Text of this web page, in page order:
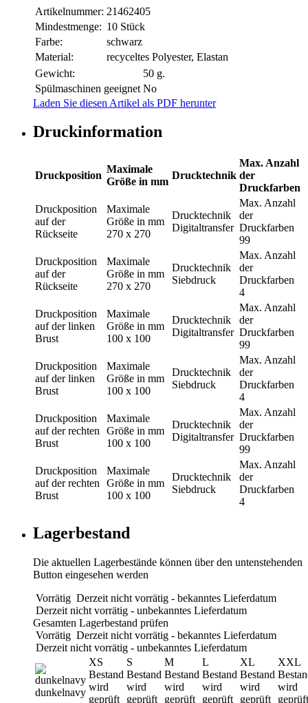
Artikelnummer: 21462405
Mindestmenge: 10 Stück
Farbe:
schwarz
Material:
recyceltes Polyester, Elastan
Gewicht:
50 g.
Spülmaschinen geeignet No
Laden Sie diesen Artikel als PDF herunter
Druckinformation
Druckposition
Maximale
Größe in mm
Drucktechnik
Max. Anzahl
der
Druckfarben
Druckposition
auf der
Rückseite
Maximale
Größe in mm
270 x 270
Drucktechnik
Digitaltransfer
Max. Anzahl
der
Druckfarben
99
Druckposition
auf der
Rückseite
Maximale
Größe in mm
270 x 270
Drucktechnik
Siebdruck
Max. Anzahl
der
Druckfarben
4
Druckposition
auf der linken
Brust
Maximale
Größe in mm
100 x 100
Drucktechnik
Digitaltransfer
Max. Anzahl
der
Druckfarben
99
Druckposition
auf der linken
Brust
Maximale
Größe in mm
100 x 100
Drucktechnik
Siebdruck
Max. Anzahl
der
Druckfarben
4
Druckposition
auf der rechten
Brust
Maximale
Größe in mm
100 x 100
Drucktechnik
Digitaltransfer
Max. Anzahl
der
Druckfarben
99
Druckposition
auf der rechten
Brust
Maximale
Größe in mm
100 x 100
Drucktechnik
Siebdruck
Max. Anzahl
der
Druckfarben
4
Lagerbestand
Die aktuellen Lagerbestände können über den untenstehenden
Button eingesehen werden
Vorrätig Derzeit nicht vorrätig - bekanntes Lieferdatum
Derzeit nicht vorrätig - unbekanntes Lieferdatum
Gesamten Lagerbestand prüfen
Vorrätig Derzeit nicht vorrätig - bekanntes Lieferdatum
Derzeit nicht vorrätig - unbekanntes Lieferdatum
dunkelnavy
XS
Bestand
wird
geprüft
S
Bestand
wird
geprüft
M
Bestand
wird
geprüft
L
Bestand
wird
geprüft
XL
Bestand
wird
geprüft
XXL
wird
geprüft